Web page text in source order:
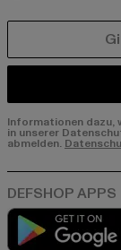
Informationen dazu,
in unserer
abmelden.